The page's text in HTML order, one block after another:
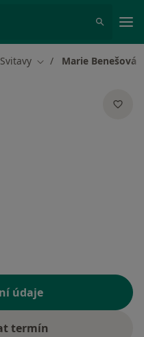
Svitavy Změna města
Marie Benešová
údaje
termín